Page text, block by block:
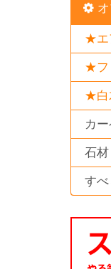
★エ
★フ
★白
カ
石
す